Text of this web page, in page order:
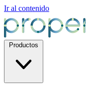
Ir al contenido